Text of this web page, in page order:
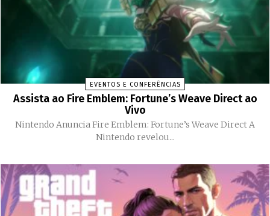
EVENTOS E CONFERÊNCIAS
Assista ao Fire Emblem: Fortune’s Weave Direct ao
Vivo
Nintendo Anuncia Fire Emblem: Fortune’s Weave Direct A
Nintendo revelou...